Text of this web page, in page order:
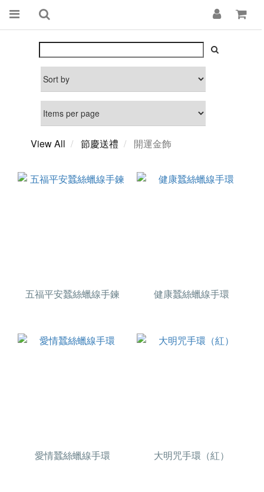
View All 節慶送禮 開運金飾
五福平安蠶絲蠟線手鍊 健康蠶絲蠟線手環
愛情蠶絲蠟線手環 大明咒手環（紅）